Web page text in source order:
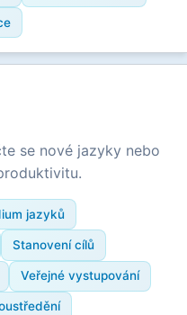
se nové jazyky nebo
jazyků
Stanovení cílů
Veřejné vystupování